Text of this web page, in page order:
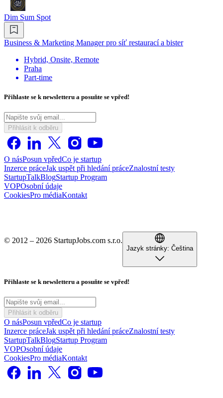
Dim Sum Spot
Business & Marketing Manager pro síť restaurací a bister
Hybrid, Onsite, Remote
Praha
Part-time
Přihlaste se k newsletteru a posuňte se vpřed!
Přihlásit k odběru
O násPosun vpředCo je startup
Inzerce práceJak uspět při hledání práceZnalostní testy
StartupTalkBlogStartup Program
VOPOsobní údaje
CookiesPro médiaKontakt
© 2012 – 2026 StartupJobs.com s.r.o.
Jazyk stránky: Čeština
Přihlaste se k newsletteru a posuňte se vpřed!
Přihlásit k odběru
O násPosun vpředCo je startup
Inzerce práceJak uspět při hledání práceZnalostní testy
StartupTalkBlogStartup Program
VOPOsobní údaje
CookiesPro médiaKontakt